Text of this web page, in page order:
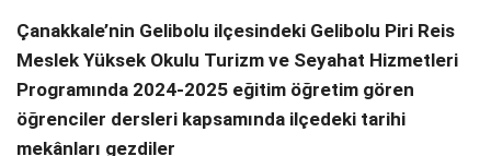
Youtube
Çanakkale’nin Gelibolu ilçesindeki Gelibolu Piri Reis
Meslek Yüksek Okulu Turizm ve Seyahat Hizmetleri
Programında 2024-2025 eğitim öğretim gören
öğrenciler dersleri kapsamında ilçedeki tarihi
mekânları gezdiler